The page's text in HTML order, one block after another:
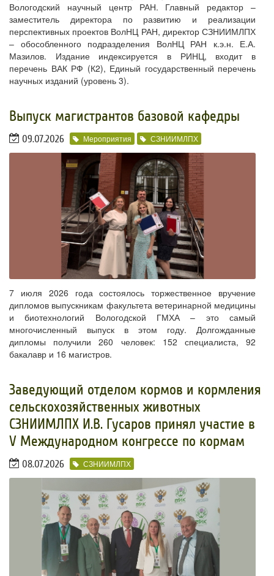
Вологодский научный центр РАН. Главный редактор –
заместитель директора по развитию и реализации
перспективных проектов ВолНЦ РАН, директор СЗНИИМЛПХ
– обособленного подразделения ВолНЦ РАН к.э.н. Е.А.
Мазилов. Издание индексируется в РИНЦ, входит в
перечень ВАК РФ (К2), Единый государственный перечень
научных изданий (уровень 3).
​Выпуск магистрантов базовой кафедры
09.07.2026 Мероприятия СЗНИИМЛПХ
7 июля 2026 года состоялось торжественное вручение
дипломов выпускникам факультета ветеринарной медицины
и биотехнологий Вологодской ГМХА – это самый
многочисленный выпуск в этом году. Долгожданные
дипломы получили 260 человек: 152 специалиста, 92
бакалавр и 16 магистров.
​Заведующий отделом кормов и кормления
сельскохозяйственных животных
СЗНИИМЛПХ И.В. Гусаров принял участие в
V Международном конгрессе по кормам
08.07.2026 СЗНИИМЛПХ